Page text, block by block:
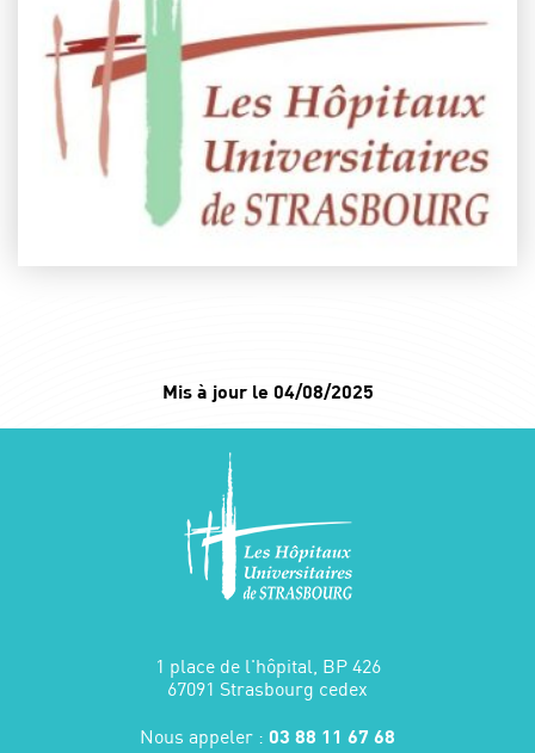
Mis à jour le 04/08/2025
1 place de l'hôpital, BP 426
67091 Strasbourg cedex
Nous appeler : 03 88 11 67 68